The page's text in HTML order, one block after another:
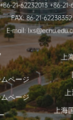
21-62232013 +86-
FAX: 86-21-62238352
E-mail:
ページ
ページ
上
上海